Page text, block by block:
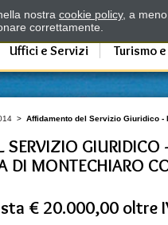
Uffici e Servizi Turismo
>Affidamento del Servizio Giuridico -
SERVIZIO GIURIDICO
DI MONTECHIARO
€ 20.000,00 oltre
nostra cookie policy, a
correttamente.